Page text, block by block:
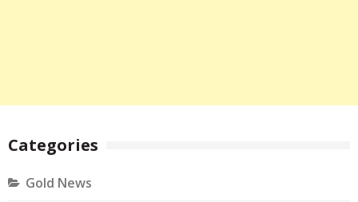
Categories
Gold News